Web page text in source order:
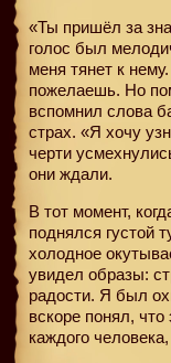
«Ты пришёл за
голос был
меня тянет к
пожелаешь. Но
вспомнил слова
страх. «Я хочу
черти
они ждали.
В тот момент,
поднялся густой
холодное
увидел образы:
радости. Я был
вскоре понял,
каждого